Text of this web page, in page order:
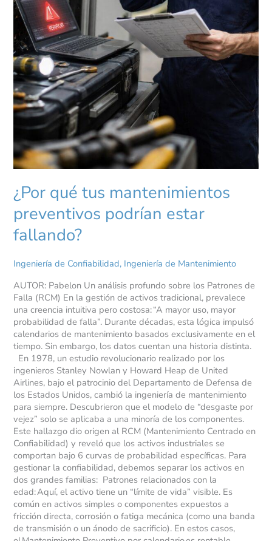
¿Por qué tus mantenimientos
preventivos podrían estar
fallando?
Ingeniería de Confiabilidad, Ingeniería de Mantenimiento
AUTOR: Pabelon Un análisis profundo sobre los Patrones de
Falla (RCM) En la gestión de activos tradicional, prevalece
una creencia intuitiva pero costosa: “A mayor uso, mayor
probabilidad de falla”. Durante décadas, esta lógica impulsó
calendarios de mantenimiento basados exclusivamente en el
tiempo. Sin embargo, los datos cuentan una historia distinta.
En 1978, un estudio revolucionario realizado por los
ingenieros Stanley Nowlan y Howard Heap de United
Airlines, bajo el patrocinio del Departamento de Defensa de
los Estados Unidos, cambió la ingeniería de mantenimiento
para siempre. Descubrieron que el modelo de “desgaste por
vejez” solo se aplicaba a una minoría de los componentes.
Este hallazgo dio origen al RCM (Mantenimiento Centrado en
Confiabilidad) y reveló que los activos industriales se
comportan bajo 6 curvas de probabilidad específicas. Para
gestionar la confiabilidad, debemos separar los activos en
dos grandes familias: Patrones relacionados con la
edad: Aquí, el activo tiene un “límite de vida” visible. Es
común en activos simples o componentes expuestos a
fricción directa, corrosión o fatiga mecánica (como una banda
de transmisión o un ánodo de sacrificio). En estos casos,